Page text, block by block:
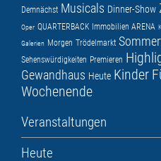
Demnächst Musicals Dinner-Show
Oper QUARTERBACK Immobilien ARENA
Galerien Morgen Trödelmarkt
Sehenswürdigkeiten Premieren
Gewandhaus Heute Kinder
Wochenende
Veranstaltungen
Heute